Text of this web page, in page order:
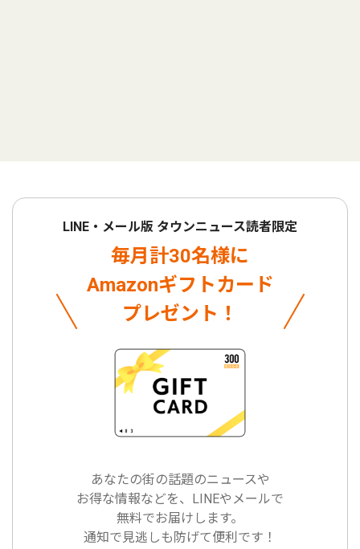
LINE・メール版 タウンニュース読者限定
毎月計30名様に
Amazonギフトカード
プレゼント！
あなたの街の話題のニュースや
お得な情報などを、LINEやメールで
無料でお届けします。
通知で見逃しも防げて便利です！